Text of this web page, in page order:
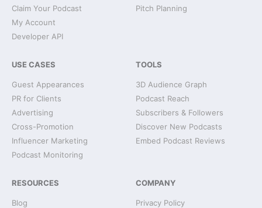
Claim Your Podcast
My Account
Developer API
Pitch Planning
USE CASES
Guest Appearances
PR for Clients
Advertising
Cross-Promotion
Influencer Marketing
Podcast Monitoring
TOOLS
3D Audience Graph
Podcast Reach
Subscribers & Followers
Discover New Podcasts
Embed Podcast Reviews
RESOURCES
Blog
COMPANY
Privacy Policy